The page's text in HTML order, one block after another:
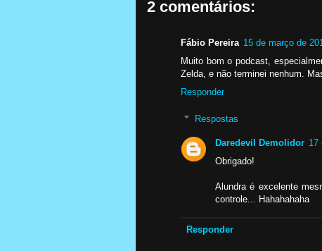
2 comentários:
Fábio Pereira 15 de março de
Muito bom o podcast,
Zelda, e não terminei nenhum.
Responder
Respostas
Daredevil Demolidor 17
Obrigado!
Alundra é excelente
controle... Hahahahaha
Responder